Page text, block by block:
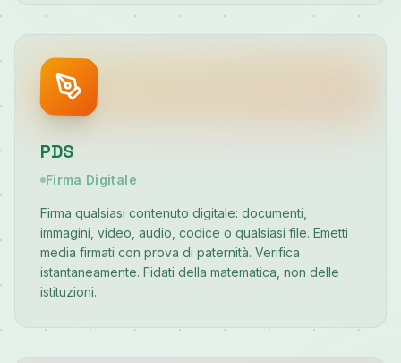
PDS
Firma Digitale
Firma qualsiasi contenuto digitale: documenti,
immagini, video, audio, codice o qualsiasi file. Emetti
media firmati con prova di paternità. Verifica
istantaneamente. Fidati della matematica, non delle
istituzioni.